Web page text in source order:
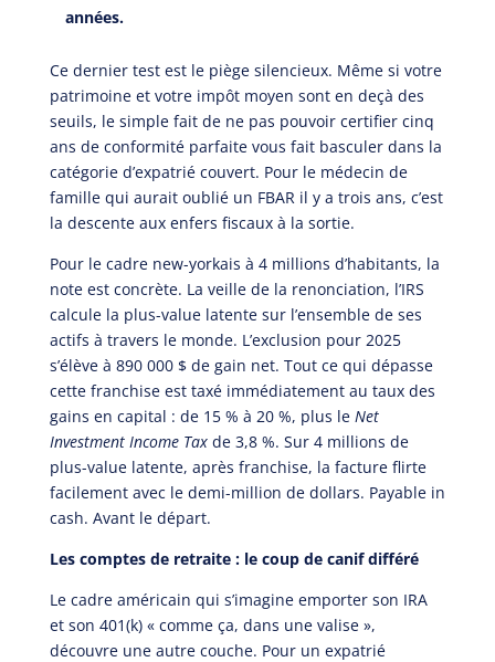
années.
Ce dernier test est le piège silencieux. Même si votre
patrimoine et votre impôt moyen sont en deçà des
seuils, le simple fait de ne pas pouvoir certifier cinq
ans de conformité parfaite vous fait basculer dans la
catégorie d’expatrié couvert. Pour le médecin de
famille qui aurait oublié un FBAR il y a trois ans, c’est
la descente aux enfers fiscaux à la sortie.
Pour le cadre new-yorkais à 4 millions d’habitants, la
note est concrète. La veille de la renonciation, l’IRS
calcule la plus-value latente sur l’ensemble de ses
actifs à travers le monde. L’exclusion pour 2025
s’élève à 890 000 $ de gain net. Tout ce qui dépasse
cette franchise est taxé immédiatement au taux des
gains en capital : de 15 % à 20 %, plus le Net
Investment Income Taxde 3,8 %. Sur 4 millions de
plus-value latente, après franchise, la facture flirte
facilement avec le demi-million de dollars. Payable in
cash. Avant le départ.
Les comptes de retraite : le coup de canif différé
Le cadre américain qui s’imagine emporter son IRA
et son 401(k) « comme ça, dans une valise »,
découvre une autre couche. Pour un expatrié